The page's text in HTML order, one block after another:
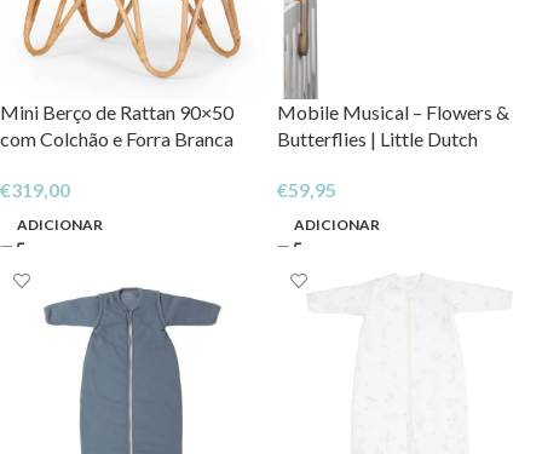
Mini Berço de Rattan 90×50
com Colchão e Forra Branca
€319,00
ADICIONAR
Mobile Musical – Flowers &
Butterflies | Little Dutch
€59,95
ADICIONAR